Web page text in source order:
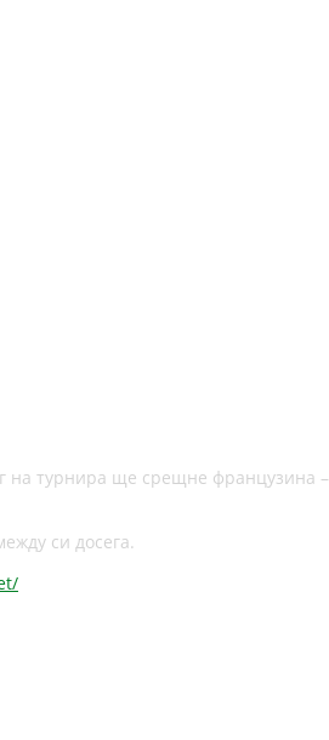
на турнира ще срещне французина –
си досега.